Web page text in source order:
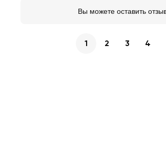
Вы можете оставить
1 2 3 4